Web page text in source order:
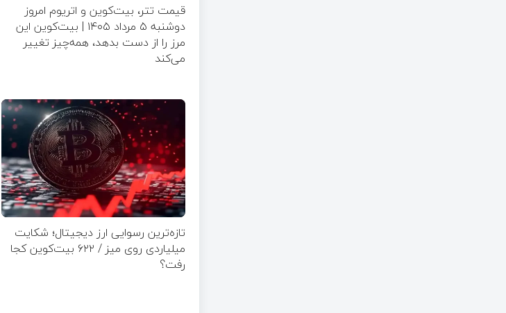
قیمت تتر، بیت‌کوین و اتریوم امروز
دوشنبه ۵ مرداد ۱۴۰۵ | بیت‌کوین این
مرز را از دست بدهد، همه‌چیز تغییر
می‌کند
تازه‌ترین رسوایی ارز دیجیتال؛ شکایت
میلیاردی روی میز / ۶۲۲ بیت‌کوین کجا
رفت؟